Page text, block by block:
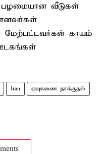
பழமையான வீடுகள்
மேற்பட்டவர்கள் காயம்
Iran ஏவுகணை தாக்குதல்